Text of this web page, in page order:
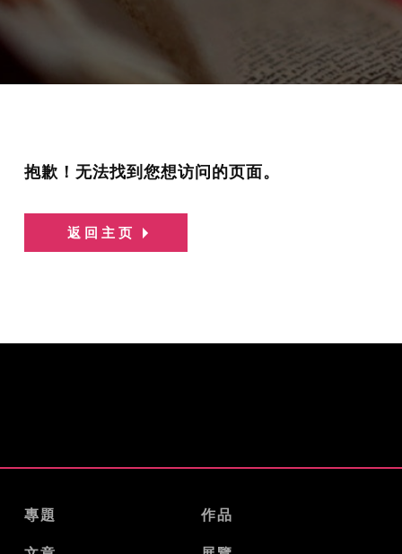
抱歉！无法找到您想访问的页面。
返回主页
專題 作品